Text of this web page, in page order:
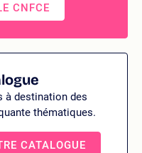
CNFCE
à destination des
thématiques.
CATALOGUE